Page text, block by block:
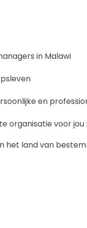
in Malawi
en
organisatie voor jou
het land van